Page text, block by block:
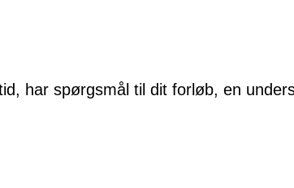
har spørgsmål til dit forløb, en